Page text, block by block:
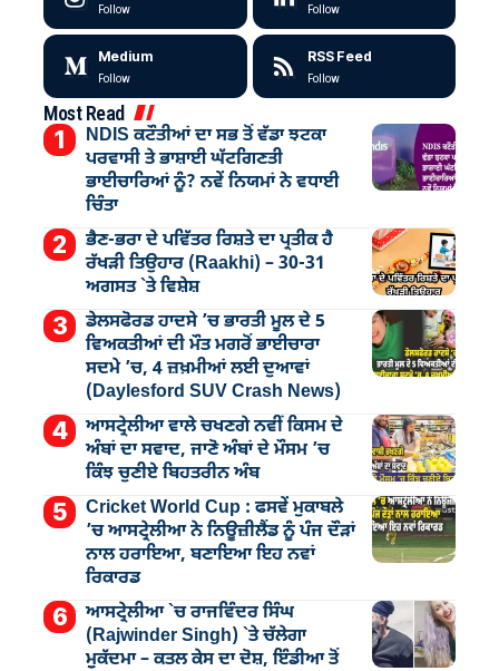
Follow Follow
Medium
Follow
RSS Feed
Follow
Most Read
NDIS ਕਟੌਤੀਆਂ ਦਾ ਸਭ ਤੋਂ ਵੱਡਾ ਝਟਕਾ
ਪਰਵਾਸੀ ਤੇ ਭਾਸ਼ਾਈ ਘੱਟਗਿਣਤੀ
ਭਾਈਚਾਰਿਆਂ ਨੂੰ? ਨਵੇਂ ਨਿਯਮਾਂ ਨੇ ਵਧਾਈ
ਚਿੰਤਾ
ਭੈਣ-ਭਰਾ ਦੇ ਪਵਿੱਤਰ ਰਿਸ਼ਤੇ ਦਾ ਪ੍ਰਤੀਕ ਹੈ
ਰੱਖੜੀ ਤਿਉਹਾਰ (Raakhi) – 30-31
ਅਗਸਤ `ਤੇ ਵਿਸ਼ੇਸ਼
ਡੇਲਸਫੋਰਡ ਹਾਦਸੇ ’ਚ ਭਾਰਤੀ ਮੂਲ ਦੇ 5
ਵਿਅਕਤੀਆਂ ਦੀ ਮੌਤ ਮਗਰੋਂ ਭਾਈਚਾਰਾ
ਸਦਮੇ ’ਚ, 4 ਜ਼ਖ਼ਮੀਆਂ ਲਈ ਦੁਆਵਾਂ
(Daylesford SUV Crash News)
ਆਸਟ੍ਰੇਲੀਆ ਵਾਲੇ ਚਖਣਗੇ ਨਵੀਂ ਕਿਸਮ ਦੇ
ਅੰਬਾਂ ਦਾ ਸਵਾਦ, ਜਾਣੋ ਅੰਬਾਂ ਦੇ ਮੌਸਮ ’ਚ
ਕਿੰਝ ਚੁਣੀਏ ਬਿਹਤਰੀਨ ਅੰਬ
Cricket World Cup : ਫਸਵੇਂ ਮੁਕਾਬਲੇ
’ਚ ਆਸਟ੍ਰੇਲੀਆ ਨੇ ਨਿਊਜ਼ੀਲੈਂਡ ਨੂੰ ਪੰਜ ਦੌੜਾਂ
ਨਾਲ ਹਰਾਇਆ, ਬਣਾਇਆ ਇਹ ਨਵਾਂ
ਰਿਕਾਰਡ
ਆਸਟ੍ਰੇਲੀਆ `ਚ ਰਾਜਵਿੰਦਰ ਸਿੰਘ
(Rajwinder Singh) `ਤੇ ਚੱਲੇਗਾ
ਮੁੁਕੱਦਮਾ – ਕਤਲ ਕੇਸ ਦਾ ਦੋਸ਼, ਇੰਡੀਆ ਤੋਂ